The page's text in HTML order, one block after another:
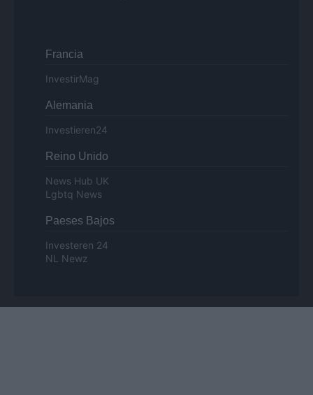
Francia
InvestirMag
Alemania
Investieren24
Reino Unido
News Hub UK
Lgbtq News
Paeses Bajos
Investeren 24
NL Newz